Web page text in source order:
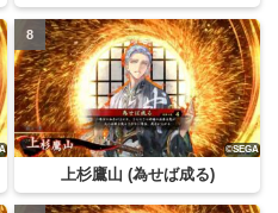
上杉鷹山 (為せば成る)